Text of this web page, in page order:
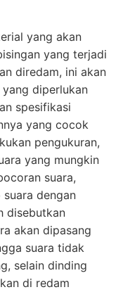
yang akan
yang terjadi
diredam, ini akan
diperlukan
spesifikasi
yang cocok
pengukuran,
yang mungkin
suara,
dengan
disebutkan
akan dipasang
suara tidak
selain dinding
di redam